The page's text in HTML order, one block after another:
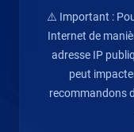
⚠️ Important :
Internet de
adresse IP
peut
recommandons